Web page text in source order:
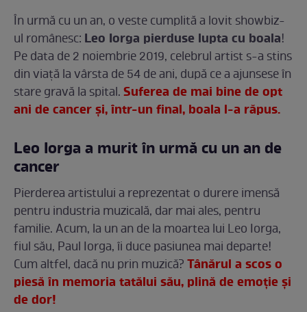
În urmă cu un an, o veste cumplită a lovit showbiz-
ul românesc: Leo Iorga pierduse lupta cu boala!
Pe data de 2 noiembrie 2019, celebrul artist s-a stins
din viață la vârsta de 54 de ani, după ce a ajunsese în
stare gravă la spital.Suferea de mai bine de opt
ani de cancer și, într-un final, boala l-a răpus.
Leo Iorga a murit în urmă cu un an de
cancer
Pierderea artistului a reprezentat o durere imensă
pentru industria muzicală, dar mai ales, pentru
familie. Acum, la un an de la moartea lui Leo Iorga,
fiul său, Paul Iorga, îi duce pasiunea mai departe!
Cum altfel, dacă nu prin muzică?Tânărul a scos o
piesă în memoria tatălui său, plină de emoție și
de dor!